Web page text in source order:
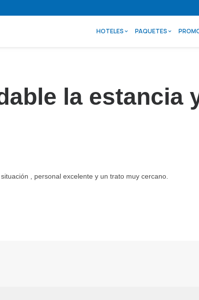
HOTELES PAQUETES
la estancia
, personal excelente y un trato muy cercano.